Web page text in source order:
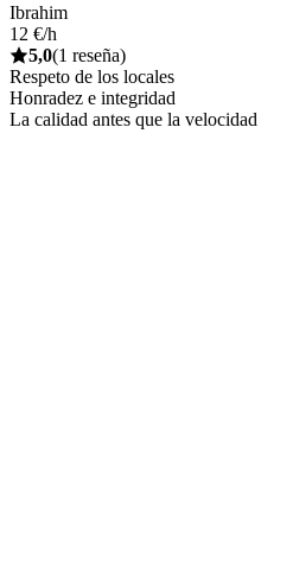
Ibrahim
12 €/h
5,0(1 reseña)
Respeto de los locales
Honradez e integridad
La calidad antes que la velocidad